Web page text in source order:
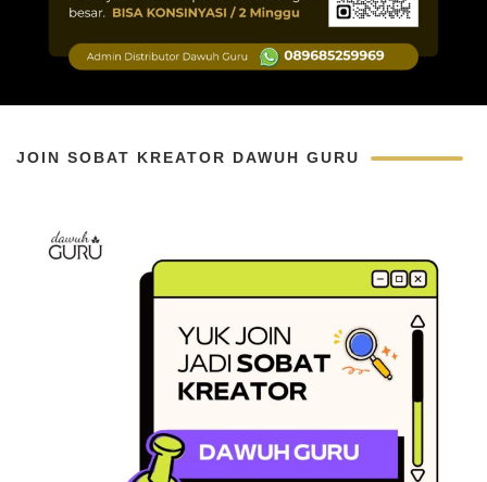
JOIN SOBAT KREATOR DAWUH GURU